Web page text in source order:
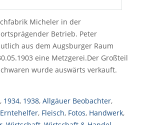
Micheler in der
Betrieb. Peter
aus dem Augsburger Raum
eine Metzgerei.Der Großteil
wurde auswärts verkauft.
, 1934, 1938, Allgäuer Beobachter,
Erntehelfer, Fleisch, Fotos, Handwerk,